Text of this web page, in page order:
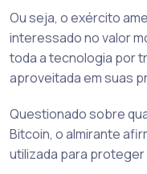
Ou seja, o exército
interessado no valor
toda a tecnologia por
aproveitada em suas
Questionado sobre
Bitcoin, o almirante
utilizada para